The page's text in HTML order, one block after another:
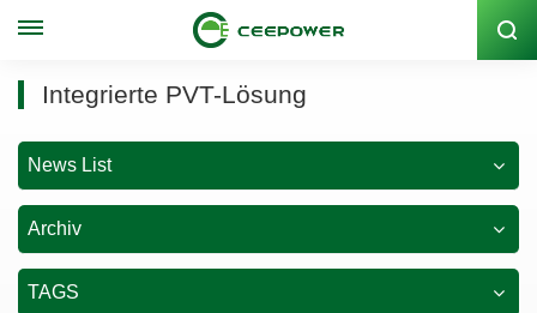
Lagercode: 300062
Integrierte PVT-Lösung
News List
Archiv
TAGS